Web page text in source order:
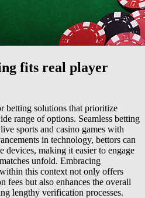
fits real player
betting solutions that prioritize
range of options. Seamless betting
sports and casino games with
in technology, bettors can
devices, making it easier to engage
unfold. Embracing
this context not only offers
fees but also enhances the overall
lengthy verification processes.